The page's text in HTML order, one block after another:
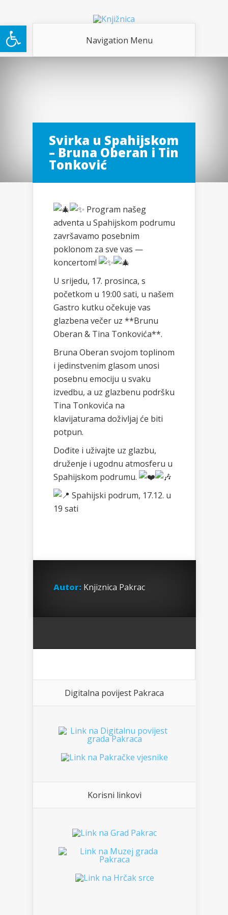
Open toolbar Navigation Menu
Svirka u Spahijskom
– Bruna Oberan i Tin
Tonković
Program našeg
adventa u Spahijskom podrumu
završavamo posebnim
poklonom za sve vas —
koncertom!
U srijedu, 17. prosinca, s
početkom u 19:00 sati, u našem
Gastro kutku očekuje vas
glazbena večer uz **Brunu
Oberan & Tina Tonkovića**.
Bruna Oberan svojom toplinom
i jedinstvenim glasom unosi
posebnu emociju u svaku
izvedbu, a uz glazbenu podršku
Tina Tonkovića na
klavijaturama doživljaj će biti
potpun.
Dođite i uživajte uz glazbu,
druženje i ugodnu atmosferu u
Spahijskom podrumu.
Spahijski podrum, 17.12. u
19 sati
Autor: Knjiznica Pakrac
Digitalna povijest Pakraca
Korisni linkovi